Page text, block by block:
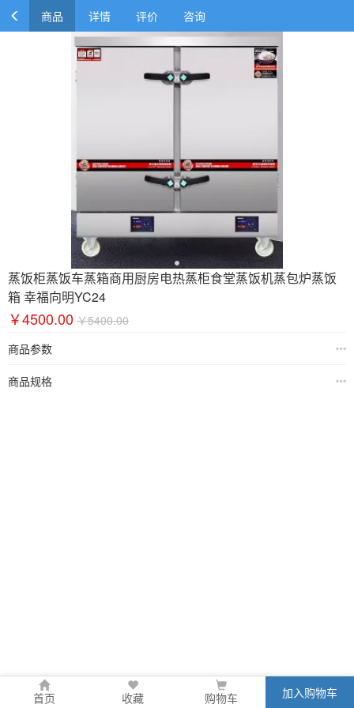
商品 详情 评价 咨询
蒸饭柜蒸饭车蒸箱商用厨房电热蒸柜食堂蒸饭机蒸包炉蒸饭
箱 幸福向明YC24
￥4500.00 ￥5400.00
商品参数
商品规格
首页 收藏 购物车 加入购物车